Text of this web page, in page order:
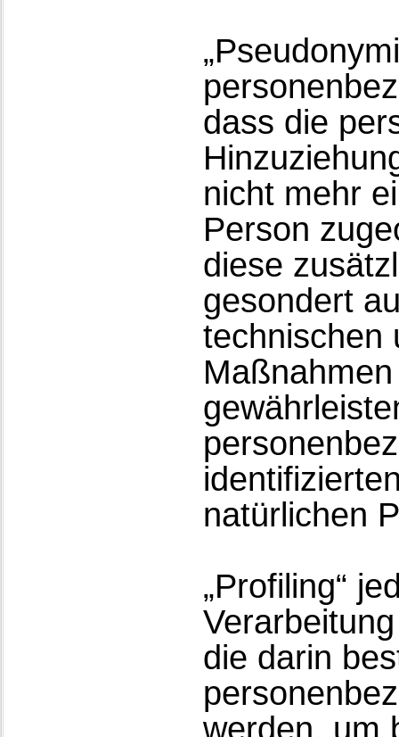
dass die
nicht mehr
Person
diese
gesondert
technischen
natürlichen
„Profiling“
die darin
werden, um